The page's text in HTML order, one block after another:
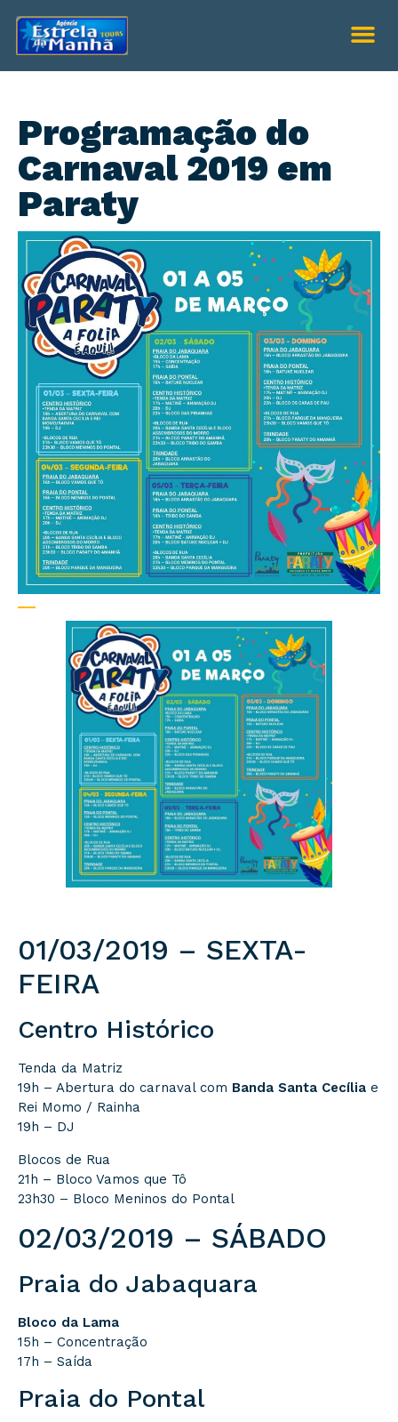
Programação do
Carnaval 2019 em
Paraty
01/03/2019 – SEXTA-
FEIRA
Centro Histórico
Tenda da Matriz
19h – Abertura do carnaval com Banda Santa Cecília e
Rei Momo / Rainha
19h – DJ
Blocos de Rua
21h – Bloco Vamos que Tô
23h30 – Bloco Meninos do Pontal
02/03/2019 – SÁBADO
Praia do Jabaquara
Bloco da Lama
15h – Concentração
17h – Saída
Praia do Pontal